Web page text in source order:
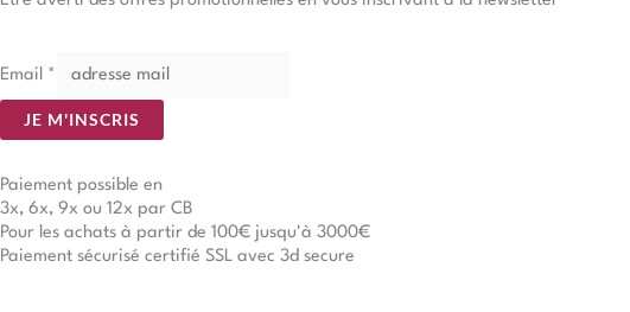
Email *
JE M'INSCRIS
Paiement possible en
3x, 6x, 9x ou 12x par CB
Pour les achats à partir de 100€ jusqu'à 3000€
Paiement sécurisé certifié SSL avec 3d secure